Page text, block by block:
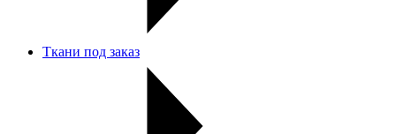
Ткани под заказ